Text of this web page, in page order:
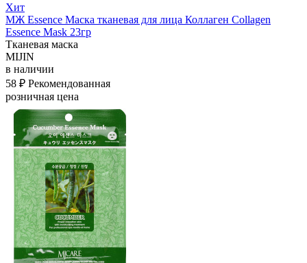
Хит
МЖ Essence Маска тканевая для лица Коллаген Collagen
Essence Mask 23гр
Тканевая маска
MIJIN
в наличии
58 ₽ Рекомендованная
розничная цена